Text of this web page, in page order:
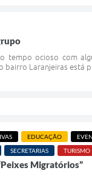
tempo ocioso com
Laranjeiras está
EDUCAÇÃO
SECRETARIAS TURISMO
Migratórios”